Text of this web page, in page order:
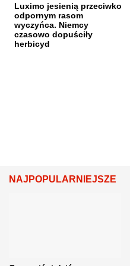
Luximo jesienią przeciwko
odpornym rasom
wyczyńca. Niemcy
czasowo dopuściły
herbicyd
NAJPOPULARNIEJSZE